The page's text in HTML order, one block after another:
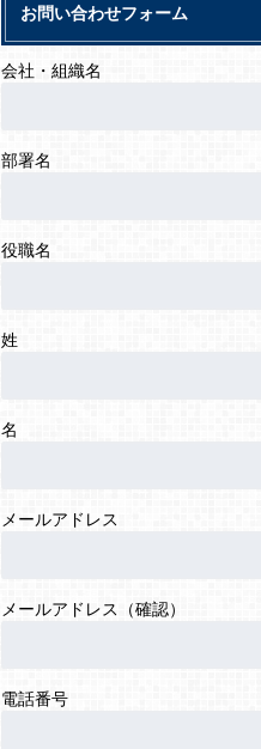
お問い合わせフォーム
会社・組織名
部署名
役職名
姓
名
メールアドレス
メールアドレス（確認）
電話番号